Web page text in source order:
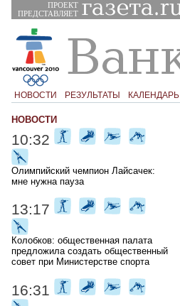
ПРОЕКТ
ПРЕДСТАВЛЯЕТ
НОВОСТИ РЕЗУЛЬТАТЫ КАЛЕНДАРЬ
НОВОСТИ
10:32
Олимпийский чемпион Лайсачек:
мне нужна пауза
13:17
Колобков: общественная палата
предложила создать общественный
совет при Министерстве спорта
16:31